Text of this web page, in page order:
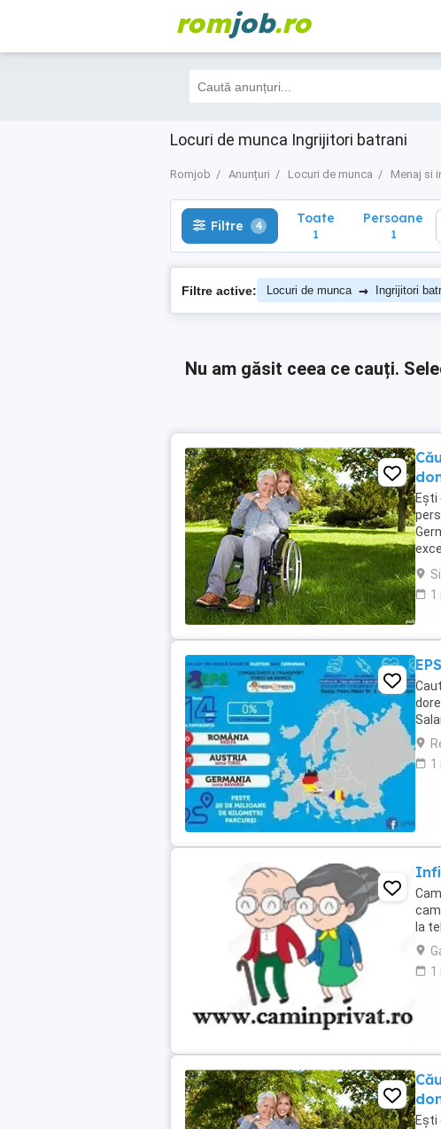
romjob.ro
Locuri de munca Ingrijitori batrani
Romjob Anunțuri Locuri de munca Menaj si
Filtre 4 Toate
1
Filtre 4 Toate
1
Persoane
1
Filtre active: Locuri de munca → Ingrijitori
Nu am găsit ceea ce cauți.
Ești
net
1
1
la
1
Ești